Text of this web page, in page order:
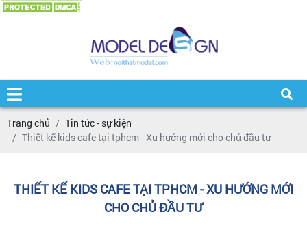
Trang chủ
Tin tức - sự kiện
Thiết kế kids cafe tại tphcm - Xu hướng mới cho chủ đầu tư
THIẾT KẾ KIDS CAFE TẠI TPHCM - XU HƯỚNG MỚI
CHO CHỦ ĐẦU TƯ